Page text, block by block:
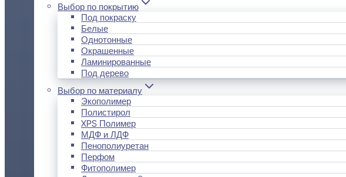
Выбор по покрытию
Под покраску
Белые
Однотонные
Окрашенные
Ламинированные
Под дерево
Выбор по материалу
Экополимер
Полистирол
XPS Полимер
МДФ и ЛДФ
Пенополиуретан
Перфом
Фитополимер